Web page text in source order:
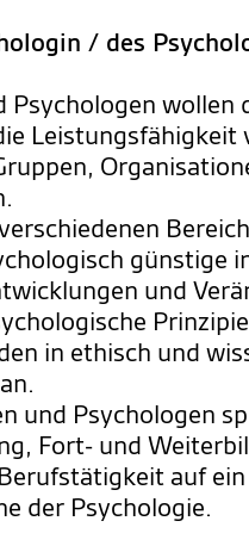
/ des
Psychologen wollen
Leistungsfähigkeit
günstige
und
in ethisch und
und Psychologen
Fort- und
auf
der Psychologie.